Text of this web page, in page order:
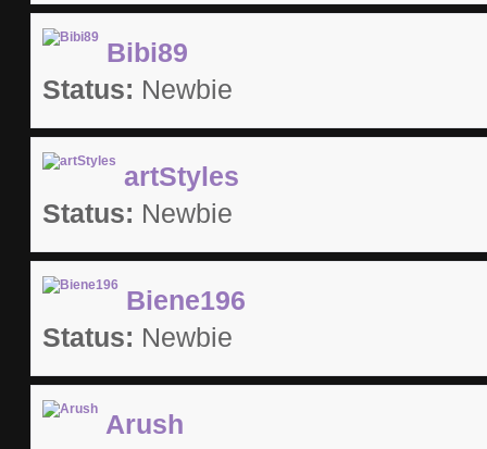
Bibi89
Status: Newbie
artStyles
Status: Newbie
Biene196
Status: Newbie
Arush